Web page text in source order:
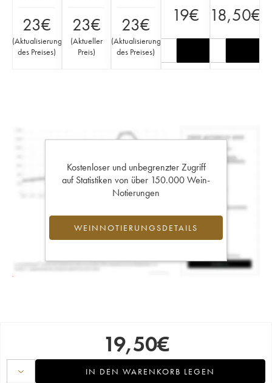
23€
(Aktualisierung
des Preises)
23€
(Aktueller
Preis)
23€
(Aktualisierung
des Preises)
19€ 18,50€
Kostenloser und unbegrenzter Zugriff
auf Statistiken von über 150.000 Wein-
Notierungen
WEINNOTIERUNGSDETAILS
19,50€
IN DEN WARENKORB LEGEN